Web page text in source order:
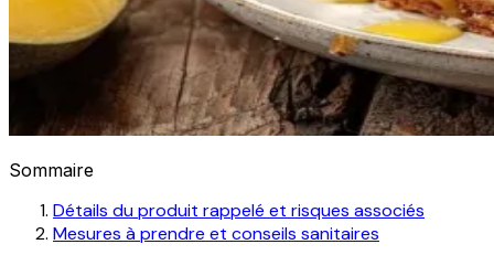
Sommaire
Détails du produit rappelé et risques associés
Mesures à prendre et conseils sanitaires